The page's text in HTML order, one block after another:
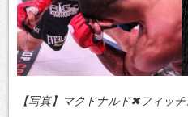
【写真】マクドナルド✖フィッ